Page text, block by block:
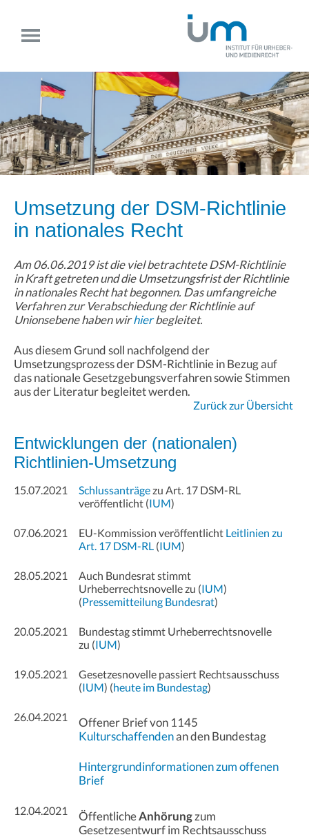
Umsetzung der DSM-Richtlinie
in nationales Recht
Am 06.06.2019 ist die viel betrachtete DSM-Richtlinie
in Kraft getreten und die Umsetzungsfrist der Richtlinie
in nationales Recht hat begonnen. Das umfangreiche
Verfahren zur Verabschiedung der Richtlinie auf
Unionsebene haben wirhierbegleitet.
Aus diesem Grund soll nachfolgend der
Umsetzungsprozess der DSM-Richtlinie in Bezug auf
das nationale Gesetzgebungsverfahren sowie Stimmen
aus der Literatur begleitet werden.
Zurück zur Übersicht
Entwicklungen der (nationalen)
Richtlinien-Umsetzung
15.07.2021 Schlussanträgezu Art. 17 DSM-RL
veröffentlicht (IUM)
07.06.2021 EU-Kommission veröffentlicht Leitlinien zu
Art. 17 DSM-RL (IUM)
28.05.2021
Auch Bundesrat stimmt
Urheberrechtsnovelle zu (IUM)
(Pressemitteilung Bundesrat)
20.05.2021
Bundestag stimmt Urheberrechtsnovelle
zu (IUM)
19.05.2021
Gesetzesnovelle passiert Rechtsausschuss
(IUM) (heute im Bundestag)
26.04.2021
Offener Brief von 1145
Kulturschaffendenan den Bundestag
Hintergrundinformationen zum offenen
Brief
12.04.2021 ÖffentlicheAnhörungzum
Gesetzesentwurf im Rechtsausschuss